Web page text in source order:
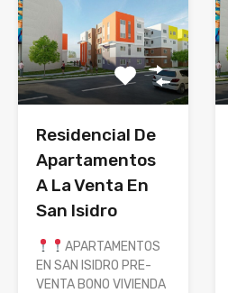
Residencial De
Apartamentos
A La Venta En
San Isidro
APARTAMENTOS
EN SAN ISIDRO PRE-
VENTA BONO VIVIENDA